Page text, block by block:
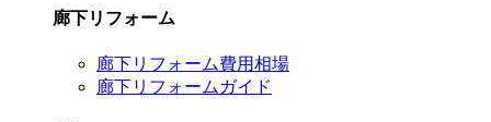
廊下リフォーム
廊下リフォーム費用相場
廊下リフォームガイド